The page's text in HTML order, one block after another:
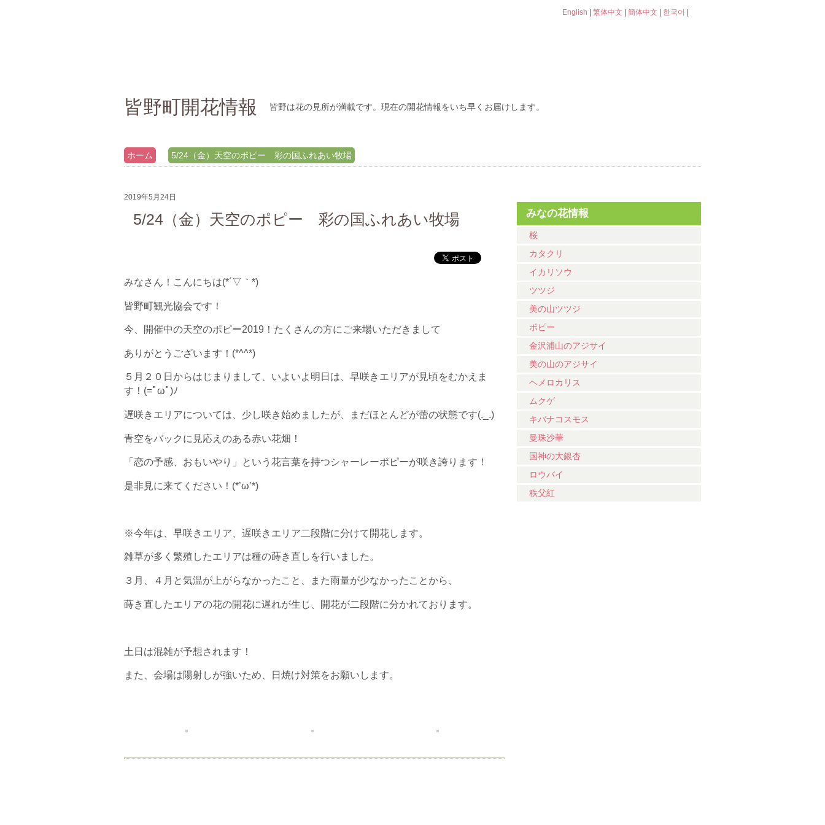
English 繁体中文 簡体中文 한국어
皆野町開花情報 皆野は花の見所が満載です。現在の開花情報をいち早くお届けします。
ホーム 5/24（金）天空のポピー 彩の国ふれあい牧場
みなの花情報
桜
カタクリ
イカリソウ
ツツジ
美の山ツツジ
ポピー
金沢浦山のアジサイ
美の山のアジサイ
ヘメロカリス
ムクゲ
キバナコスモス
曼珠沙華
国神の大銀杏
ロウバイ
秩父紅
2019年5月24日
5/24（金）天空のポピー 彩の国ふれあい牧場
みなさん！こんにちは(*´▽｀*)
皆野町観光協会です！
今、開催中の天空のポピー2019！たくさんの方にご来場いただきまして
ありがとうございます！(*^^*)
５月２０日からはじまりまして、いよいよ明日は、早咲きエリアが見頃をむかえま
す！(=ﾟωﾟ)ﾉ
遅咲きエリアについては、少し咲き始めましたが、まだほとんどが蕾の状態です(._.)
青空をバックに見応えのある赤い花畑！
「恋の予感、おもいやり」という花言葉を持つシャーレーポピーが咲き誇ります！
是非見に来てください！(*’ω’*)
※今年は、早咲きエリア、遅咲きエリア二段階に分けて開花します。
雑草が多く繁殖したエリアは種の蒔き直しを行いました。
３月、４月と気温が上がらなかったこと、また雨量が少なかったことから、
蒔き直したエリアの花の開花に遅れが生じ、開花が二段階に分かれております。
土日は混雑が予想されます！
また、会場は陽射しが強いため、日焼け対策をお願いします。